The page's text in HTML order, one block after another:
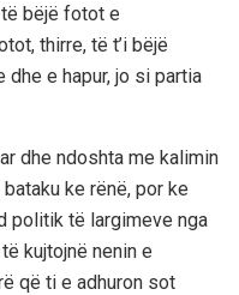
bëjë fotot e
thirre, të t’i bëjë
dhe e hapur, jo si partia
dhe ndoshta me kalimin
ke rënë, por ke
politik të largimeve nga
kujtojnë nenin e
që ti e adhuron sot